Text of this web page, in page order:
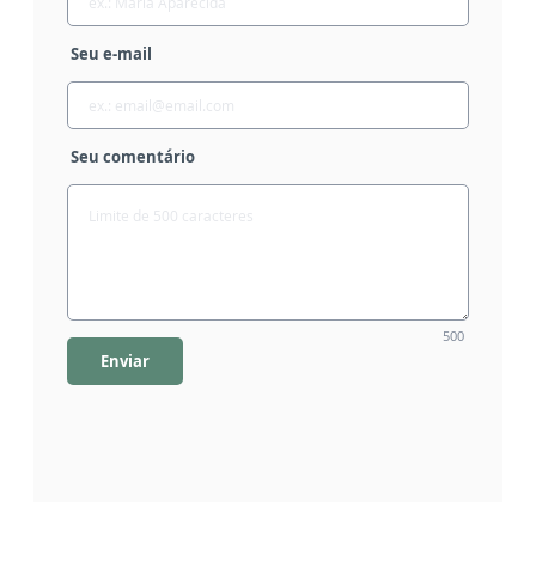
Seu e-mail
Seu comentário
500
Enviar